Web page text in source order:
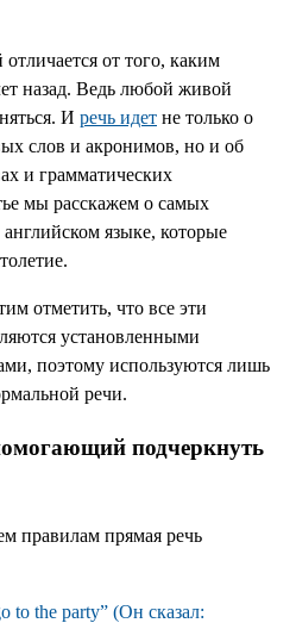
от того, каким
назад. Ведь любой живой
И речь идет не только о
слов и акронимов, но и об
и грамматических
мы расскажем о самых
языке, которые
отметить, что все эти
установленными
поэтому используются лишь
речи.
подчеркнуть
правилам прямая речь
to the party” (Он сказал: